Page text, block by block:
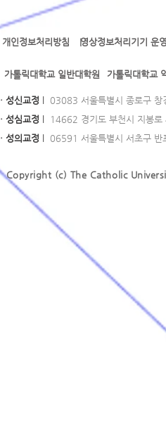
l l
개인정보처리방침 영상정보처리기기 운
가톨릭대학교 일반대학원 가톨릭대학교
· 성신교정
03083 서울특별시 종로구
· 성심교정
14662 경기도 부천시 지봉
· 성의교정
06591 서울특별시 서초구
Copyright (c) The Catholic